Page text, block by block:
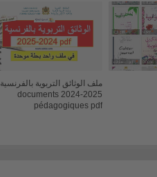
ملف الوثائق التربوية بالفرنسية
2025-2024 documents
pédagogiques pdf